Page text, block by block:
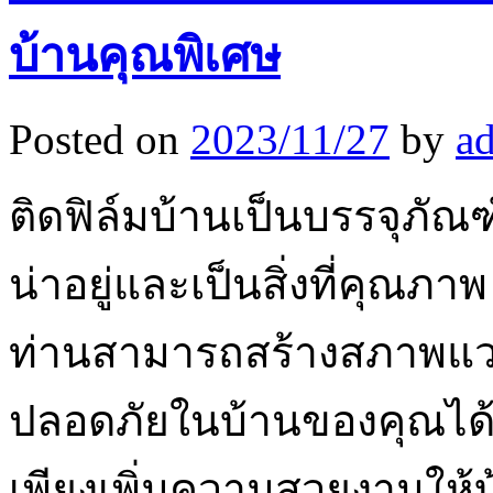
บ้านคุณพิเศษ
Posted on 2023/11/27 by
ติดฟิล์มบ้านเป็นบรรจุภั
น่าอยู่และเป็นสิ่งที่คุณภา
ท่านสามารถสร้างสภาพ
ปลอดภัยในบ้านของคุณไ